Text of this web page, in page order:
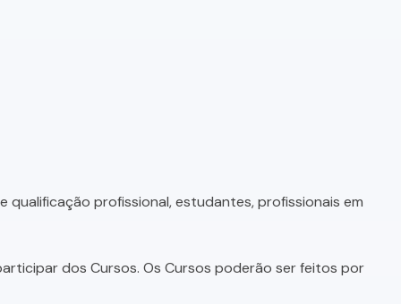
profissional, estudantes, profissionais em
dos Cursos. Os Cursos poderão ser feitos por